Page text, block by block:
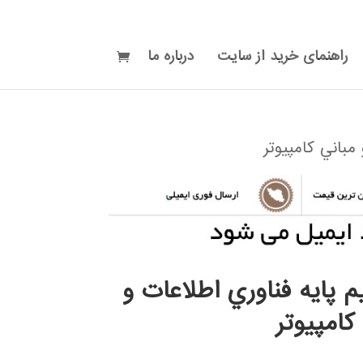
راهنمای خرید از سایت درباره ما
كامپيوتر
پايه فناوري اطلاعات و